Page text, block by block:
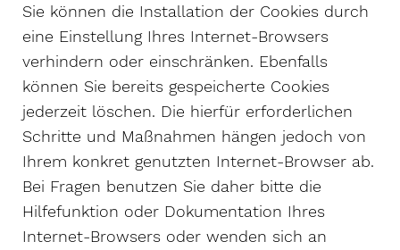
Sie können die Installation der Cookies durch
eine Einstellung Ihres Internet-Browsers
verhindern oder einschränken. Ebenfalls
können Sie bereits gespeicherte Cookies
jederzeit löschen. Die hierfür erforderlichen
Schritte und Maßnahmen hängen jedoch von
Ihrem konkret genutzten Internet-Browser ab.
Bei Fragen benutzen Sie daher bitte die
Hilfefunktion oder Dokumentation Ihres
Internet-Browsers oder wenden sich an